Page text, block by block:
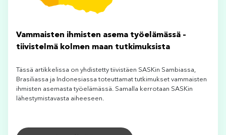
Vammaisten ihmisten asema työelämässä –
tiivistelmä kolmen maan tutkimuksista
Tässä artikkelissa on yhdistetty tiivistäen SASKin Sambiassa,
Brasiliassa ja Indonesiassa toteuttamat tutkimukset vammaisten
ihmisten asemasta työelämässä. Samalla kerrotaan SASKin
lähestymistavasta aiheeseen.